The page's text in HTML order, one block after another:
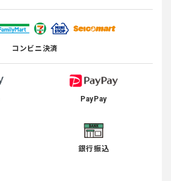
コンビニ決済
PayPay
銀行振込